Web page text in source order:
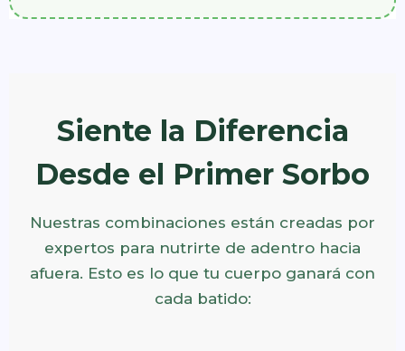
Siente la Diferencia
Desde el Primer Sorbo
Nuestras combinaciones están creadas por
expertos para nutrirte de adentro hacia
afuera. Esto es lo que tu cuerpo ganará con
cada batido: